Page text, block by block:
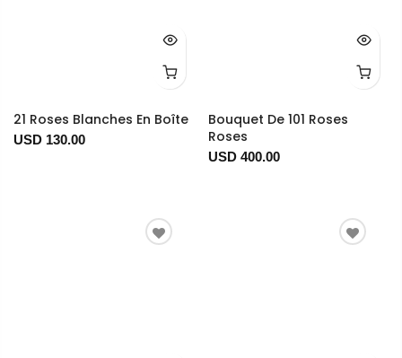
21 Roses Blanches En Boîte
USD 130.00
Bouquet De 101 Roses
Roses
USD 400.00